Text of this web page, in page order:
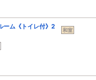
ーム《トイレ付》2
和室